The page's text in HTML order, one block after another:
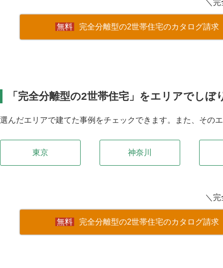
＼
完全分離型の2世帯住宅のカタログ請求
「完全分離型の2世帯住宅」をエリアでしぼ
選んだエリアで建てた事例をチェックできます。また、その
東京 神奈川
＼
完全分離型の2世帯住宅のカタログ請求